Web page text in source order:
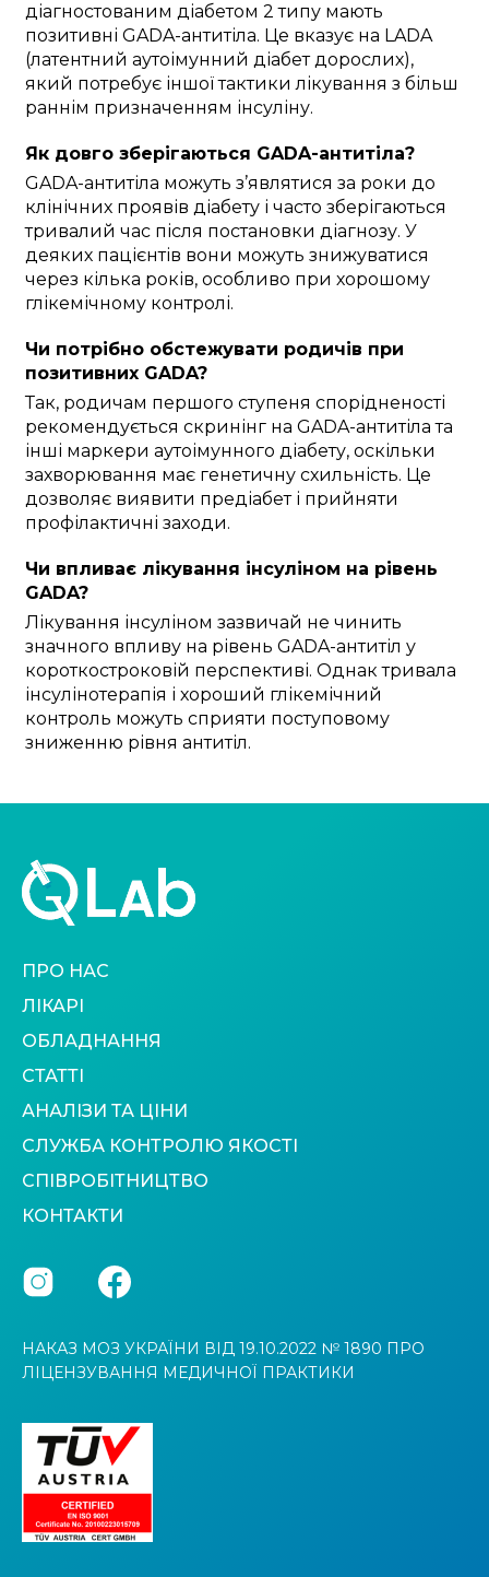
діагностованим діабетом 2 типу мають
позитивні GADA-антитіла. Це вказує на LADA
(латентний аутоімунний діабет дорослих),
який потребує іншої тактики лікування з більш
раннім призначенням інсуліну.
Як довго зберігаються GADA-антитіла?
GADA-антитіла можуть з’являтися за роки до
клінічних проявів діабету і часто зберігаються
тривалий час після постановки діагнозу. У
деяких пацієнтів вони можуть знижуватися
через кілька років, особливо при хорошому
глікемічному контролі.
Чи потрібно обстежувати родичів при
позитивних GADA?
Так, родичам першого ступеня спорідненості
рекомендується скринінг на GADA-антитіла та
інші маркери аутоімунного діабету, оскільки
захворювання має генетичну схильність. Це
дозволяє виявити предіабет і прийняти
профілактичні заходи.
Чи впливає лікування інсуліном на рівень
GADA?
Лікування інсуліном зазвичай не чинить
значного впливу на рівень GADA-антитіл у
короткостроковій перспективі. Однак тривала
інсулінотерапія і хороший глікемічний
контроль можуть сприяти поступовому
зниженню рівня антитіл.
ПРО НАС
ЛІКАРІ
ОБЛАДНАННЯ
СТАТТІ
АНАЛІЗИ ТА ЦІНИ
СЛУЖБА КОНТРОЛЮ ЯКОСТІ
СПІВРОБІТНИЦТВО
КОНТАКТИ
НАКАЗ МОЗ УКРАЇНИ ВІД 19.10.2022 № 1890 ПРО
ЛІЦЕНЗУВАННЯ МЕДИЧНОЇ ПРАКТИКИ